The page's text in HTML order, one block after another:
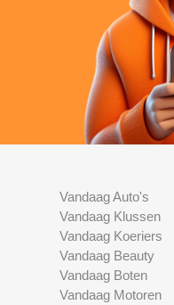
Vandaag Auto's
Vandaag Klussen
Vandaag Koeriers
Vandaag Beauty
Vandaag Boten
Vandaag Motoren